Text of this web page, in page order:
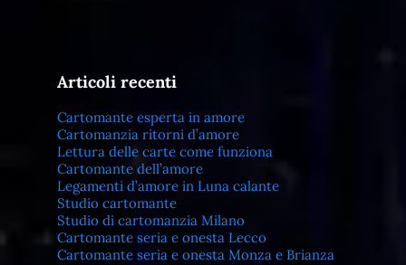
Articoli recenti
Cartomante esperta in amore
Cartomanzia ritorni d’amore
Lettura delle carte come funziona
Cartomante dell’amore
Legamenti d’amore in Luna calante
Studio cartomante
Studio di cartomanzia Milano
Cartomante seria e onesta Lecco
Cartomante seria e onesta Monza e Brianza